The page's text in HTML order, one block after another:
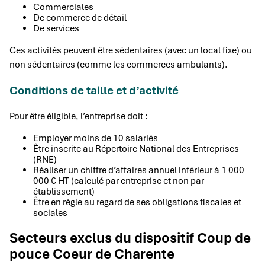
Commerciales
De commerce de détail
De services
Ces activités peuvent être sédentaires (avec un local fixe) ou
non sédentaires (comme les commerces ambulants).
Conditions de taille et d’activité
Pour être éligible, l’entreprise doit :
Employer moins de 10 salariés
Être inscrite au Répertoire National des Entreprises
(RNE)
Réaliser un chiffre d’affaires annuel inférieur à 1 000
000 € HT (calculé par entreprise et non par
établissement)
Être en règle au regard de ses obligations fiscales et
sociales
Secteurs exclus du dispositif Coup de
pouce Coeur de Charente